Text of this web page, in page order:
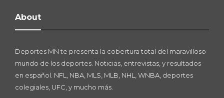
About
Deportes MN te presenta la cobertura total del maravilloso
mundo de los deportes. Noticias, entrevistas, y resultados
en español. NFL, NBA, MLS, MLB, NHL, WNBA, deportes
colegiales, UFC, y mucho más.